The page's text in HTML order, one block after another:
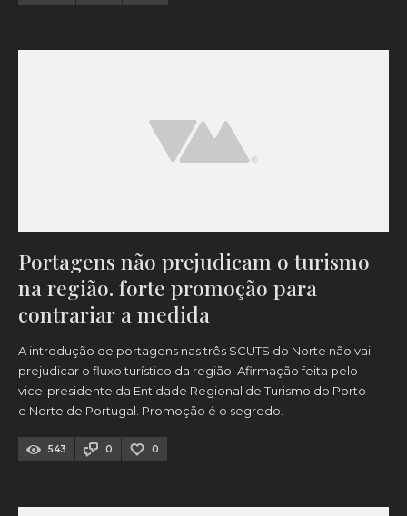
Portagens não prejudicam o turismo
na região. forte promoção para
contrariar a medida
A introdução de portagens nas três SCUTS do Norte não vai
prejudicar o fluxo turístico da região. Afirmação feita pelo
vice-presidente da Entidade Regional de Turismo do Porto
e Norte de Portugal. Promoção é o segredo.
543 0 0